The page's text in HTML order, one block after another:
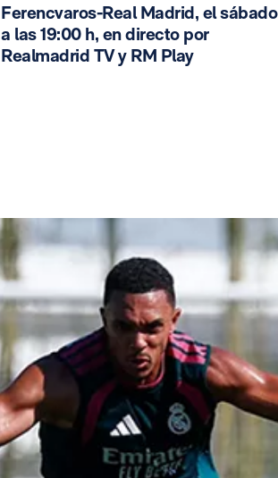
Ferencvaros-Real Madrid, el sábado
a las 19:00 h, en directo por
Realmadrid TV y RM Play